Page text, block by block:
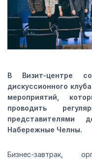
В Визит-центре
дискуссионного
мероприятий,
проводить
представителями
Набережные Челны.
Бизнес-завтрак,